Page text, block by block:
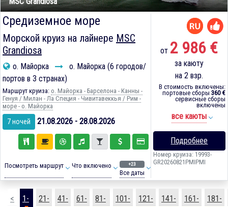
Средиземное море
Морской круиз на лайнере MSC
Grandiosa
о. Майорка
о. Майорка (6 городов/
портов в 3 странах)
Маршрут круиза: о. Майорка - Барселона - Канны -
Генуя / Милан - Ла Специя - Чивитавеккья / Рим -
море - о. Майорка
7 ночей 21.08.2026 - 28.08.2026
Посмотреть маршрут Что включено +23
Все даты
от 2 986 €
за каюту
на 2 взр.
В стоимость включены:
портовые сборы 360 €
сервисные сборы
включены
все каюты
Подробнее
Номер круиза: 19993-
GR20260821PMIPMI
< 1- 21- 41- 61- 81- 101- 121- 141- 161- 181-